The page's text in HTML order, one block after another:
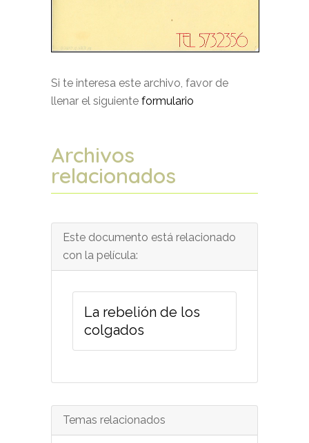
Si te interesa este archivo, favor de
llenar el siguiente formulario
Archivos
relacionados
Este documento está relacionado
con la película:
La rebelión de los
colgados
Temas relacionados